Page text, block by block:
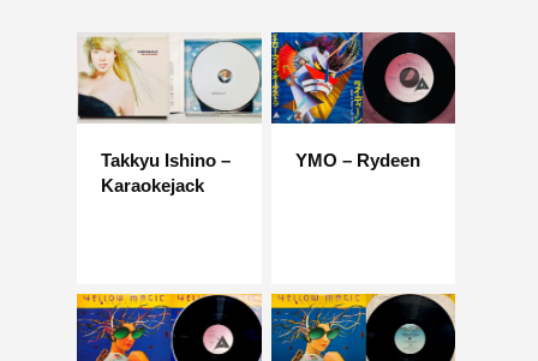
Takkyu Ishino –
Karaokejack
YMO – Rydeen